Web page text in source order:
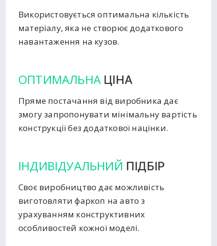
Використовується оптимальна кількість
матеріалу, яка не створює додаткового
навантаження на кузов.
ОПТИМАЛЬНА ЦІНА
Пряме постачання від виробника дає
змогу запропонувати мінімальну вартість
конструкції без додаткової націнки.
ІНДИВІДУАЛЬНИЙ ПІДБІР
Своє виробництво дає можливість
виготовляти фаркоп на авто з
урахуванням конструктивних
особливостей кожної моделі.